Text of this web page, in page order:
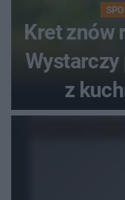
Kret znów
z